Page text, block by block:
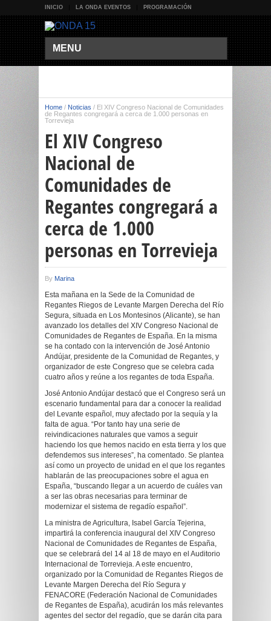
INICIO LA ONDA EVENTOS PROGRAMACIÓN
MENU
Home / Noticias / El XIV Congreso Nacional de Comunidades
de Regantes congregará a cerca de 1.000 personas en
Torrevieja
El XIV Congreso
Nacional de
Comunidades de
Regantes congregará a
cerca de 1.000
personas en Torrevieja
By Marina
Esta mañana en la Sede de la Comunidad de
Regantes Riegos de Levante Margen Derecha del Río
Segura, situada en Los Montesinos (Alicante), se han
avanzado los detalles del XIV Congreso Nacional de
Comunidades de Regantes de España. En la misma
se ha contado con la intervención de José Antonio
Andújar, presidente de la Comunidad de Regantes, y
organizador de este Congreso que se celebra cada
cuatro años y reúne a los regantes de toda España.
José Antonio Andújar destacó que el Congreso será un
escenario fundamental para dar a conocer la realidad
del Levante español, muy afectado por la sequía y la
falta de agua. “Por tanto hay una serie de
reivindicaciones naturales que vamos a seguir
haciendo los que hemos nacido en esta tierra y los que
defendemos sus intereses”, ha comentado. Se plantea
así como un proyecto de unidad en el que los regantes
hablarán de las preocupaciones sobre el agua en
España, “buscando llegar a un acuerdo de cuáles van
a ser las obras necesarias para terminar de
modernizar el sistema de regadío español”.
La ministra de Agricultura, Isabel García Tejerina,
impartirá la conferencia inaugural del XIV Congreso
Nacional de Comunidades de Regantes de España,
que se celebrará del 14 al 18 de mayo en el Auditorio
Internacional de Torrevieja. A este encuentro,
organizado por la Comunidad de Regantes Riegos de
Levante Margen Derecha del Río Segura y
FENACORE (Federación Nacional de Comunidades
de Regantes de España), acudirán los más relevantes
agentes del sector del regadío, que se darán cita para